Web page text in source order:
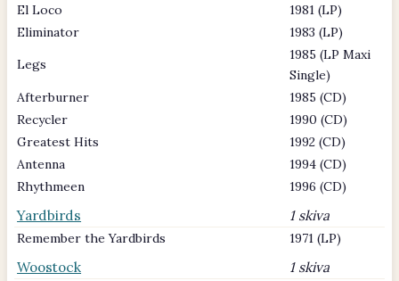
El Loco
1981 (LP)
Eliminator
1983 (LP)
Legs
1985 (LP Maxi
Single)
Afterburner
1985 (CD)
Recycler
1990 (CD)
Greatest Hits
1992 (CD)
Antenna
1994 (CD)
Rhythmeen
1996 (CD)
Yardbirds 1 skiva
Remember the Yardbirds 1971 (LP)
Woostock 1 skiva